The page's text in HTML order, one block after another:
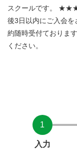
スクールです。
後3日以内にご入会
約随時受付ておりま
ください。
1
入力